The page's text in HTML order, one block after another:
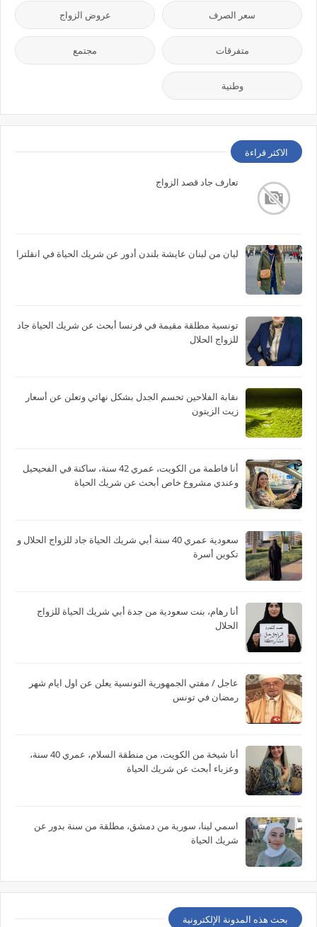
سعر الصرف عروض الزواج
متفرقات مجتمع
وطنية
الاكثر قراءة
تعارف جاد قصد الزواج
ليان من لبنان عايشة بلندن أدور عن شريك الحياة في انقلترا
تونسية مطلقة مقيمة في فرنسا أبحث عن شريك الحياة جاد
للزواج الحلال
نقابة الفلاحين تحسم الجدل بشكل نهائي وتعلن عن أسعار
زيت الزيتون
أنا فاطمة من الكويت، عمري 42 سنة، ساكنة في الفحيحيل
وعندي مشروع خاص أبحث عن شريك الحياة
سعودية عمري 40 سنة أبي شريك الحياة جاد للزواج الحلال و
تكوين أسرة
أنا رهام، بنت سعودية من جدة أبي شريك الحياة للزواج
الحلال
عاجل / مفتي الجمهورية التونسية يعلن عن اول ايام شهر
رمضان في تونس
أنا شيخة من الكويت، من منطقة السلام، عمري 40 سنة،
وعزباء أبحث عن شريك الحياة
اسمي لينا، سورية من دمشق، مطلقة من سنة بدور عن
شريك الحياة
بحث هذه المدونة الإلكترونية